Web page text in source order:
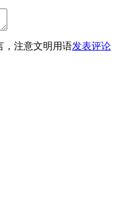
，注意文明用语发表评论